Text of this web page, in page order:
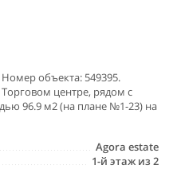
объекта: 549395.
центре, рядом с
96.9 м2 (на плане №1-23) на
Agora estate
1-й этаж из 2